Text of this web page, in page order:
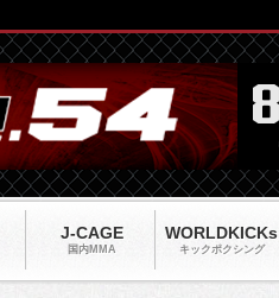
J-CAGE
国内MMA
WORLDKICKs
キックポクシング